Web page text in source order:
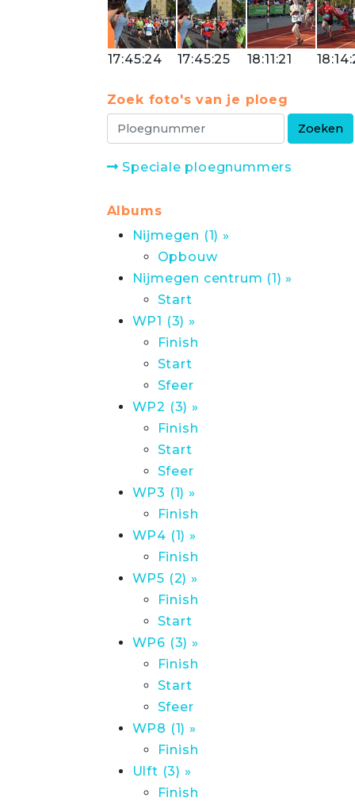
17:45:24 17:45:25 18:11:21
Zoek foto's van je ploeg
Speciale ploegnummers
Albums
Nijmegen (1) »
Opbouw
Nijmegen centrum (1) »
Start
WP1 (3) »
Finish
Start
Sfeer
WP2 (3) »
Finish
Start
Sfeer
WP3 (1) »
Finish
WP4 (1) »
Finish
WP5 (2) »
Finish
Start
WP6 (3) »
Finish
Start
Sfeer
WP8 (1) »
Finish
Ulft (3) »
Finish